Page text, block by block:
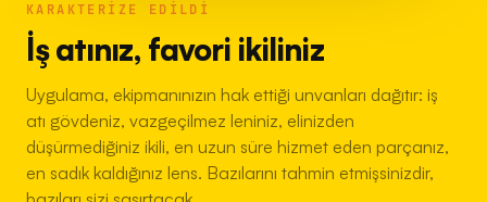
KARAKTERIZE EDILDI
İş atınız, favori ikiliniz
Uygulama, ekipmanınızın hak ettiği unvanları dağıtır: iş
atı gövdeniz, vazgeçilmez leniniz, elinizden
düşürmediğiniz ikili, en uzun süre hizmet eden parçanız,
en sadık kaldığınız lens. Bazılarını tahmin etmişsinizdir,